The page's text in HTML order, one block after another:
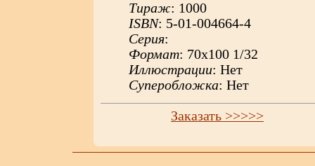
Тираж: 1000
ISBN: 5-01-004664-4
Серия:
Формат: 70х100 1/32
Иллюстрации: Нет
Суперобложка: Нет
Заказать >>>>>